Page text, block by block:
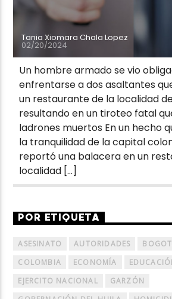
Tania Xiomara Chala Lopez
02/20/2024
Un hombre armado se vio
enfrentarse a dos asaltantes
un restaurante de la localidad
resultando en un tiroteo fatal
ladrones muertos En un hecho
la tranquilidad de la capital
reportó una balacera en un
localidad […]
POR ETIQUETA
ASESINATO AUTORIDADES
COLOMBIA
ECONOMÍA
EJERCITO NACIONAL
GARZÓN